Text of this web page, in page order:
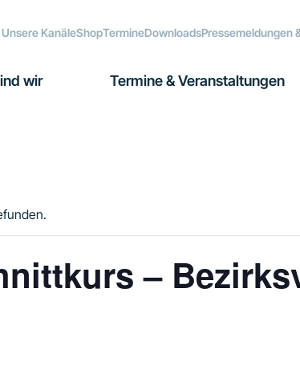
Unsere KanäleShopTermineDownloadsPressemeldungen
wir Termine & Veranstaltungen
–